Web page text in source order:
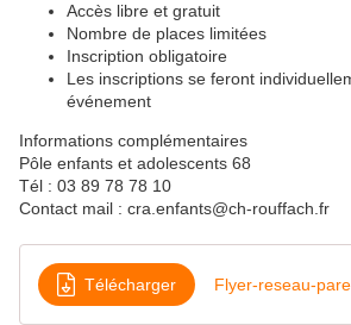
Accès libre et gratuit
Nombre de places limitées
Inscription obligatoire
Les inscriptions se feront
événement
Informations complémentaires
Pôle enfants et adolescents 68
Tél : 03 89 78 78 10
Contact mail : cra.enfants@ch-rouffach.fr
Télécharger Flyer-reseau-